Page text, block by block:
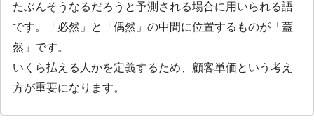
たぶんそうなるだろうと予測される場合に用いられる語
です。「必然」と「偶然」の中間に位置するものが「蓋
然」です。
いくら払える人かを定義するため、顧客単価という考え
方が重要になります。